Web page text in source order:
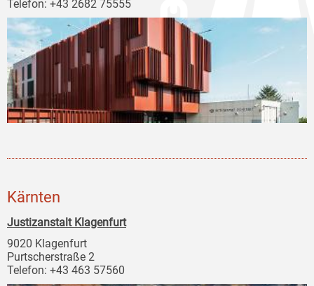
Telefon: +43 2682 75555
Kärnten
Justizanstalt Klagenfurt
9020 Klagenfurt
Purtscherstraße 2
Telefon: +43 463 57560